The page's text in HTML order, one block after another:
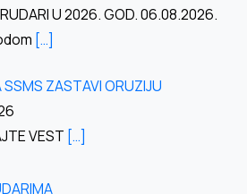
U 2026. GOD. 06.08.2026.
[…]
SSMS ZASTAVI ORUZIJU
VEST […]